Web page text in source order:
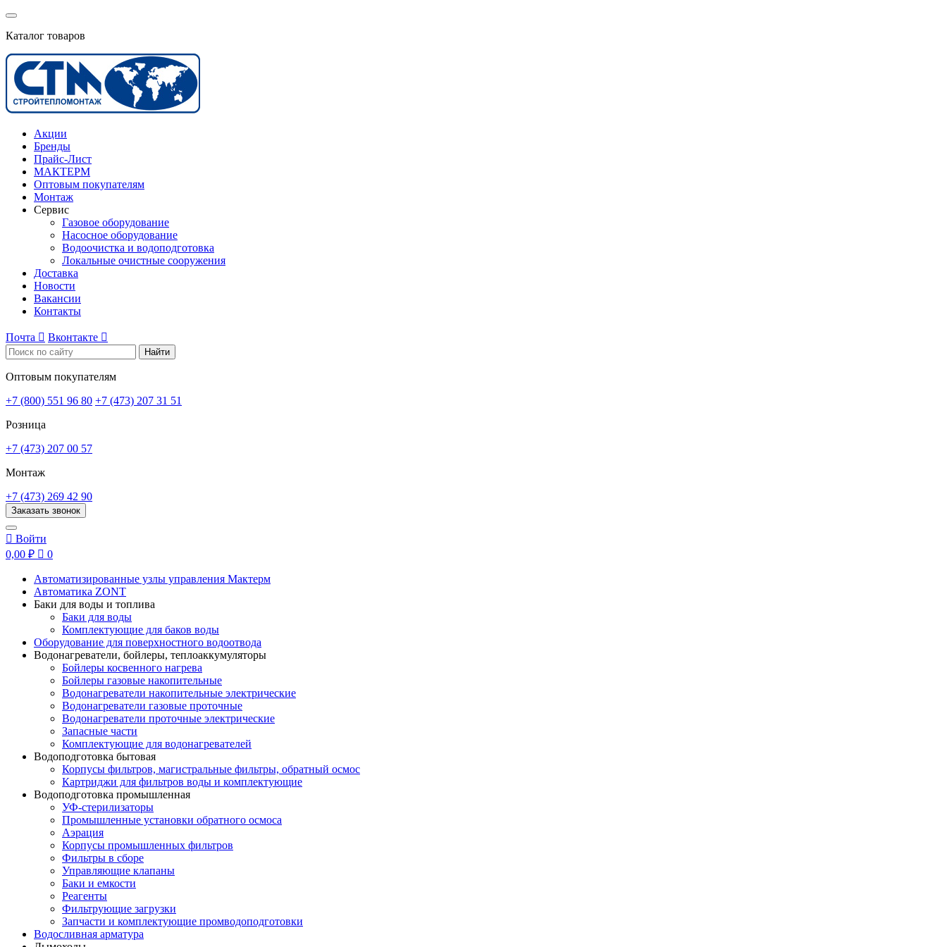
Каталог товаров
Акции
Бренды
Прайс-Лист
МАКТЕРМ
Оптовым покупателям
Монтаж
Сервис
Газовое оборудование
Насосное оборудование
Водоочистка и водоподготовка
Локальные очистные сооружения
Доставка
Новости
Вакансии
Контакты
Почта  Вконтакте 
Найти
Оптовым покупателям
+7 (800) 551 96 80 +7 (473) 207 31 51
Розница
+7 (473) 207 00 57
Монтаж
+7 (473) 269 42 90
Заказать звонок
 Войти
0,00 ₽  0
Автоматизированные узлы управления Мактерм
Автоматика ZONT
Баки для воды и топлива
Баки для воды
Комплектующие для баков воды
Оборудование для поверхностного водоотвода
Водонагреватели, бойлеры, теплоаккумуляторы
Бойлеры косвенного нагрева
Бойлеры газовые накопительные
Водонагреватели накопительные электрические
Водонагреватели газовые проточные
Водонагреватели проточные электрические
Запасные части
Комплектующие для водонагревателей
Водоподготовка бытовая
Корпусы фильтров, магистральные фильтры, обратный осмос
Картриджи для фильтров воды и комплектующие
Водоподготовка промышленная
УФ-стерилизаторы
Промышленные установки обратного осмоса
Аэрация
Корпусы промышленных фильтров
Фильтры в сборе
Управляющие клапаны
Баки и емкости
Реагенты
Фильтрующие загрузки
Запчасти и комплектующие промводоподготовки
Водосливная арматура